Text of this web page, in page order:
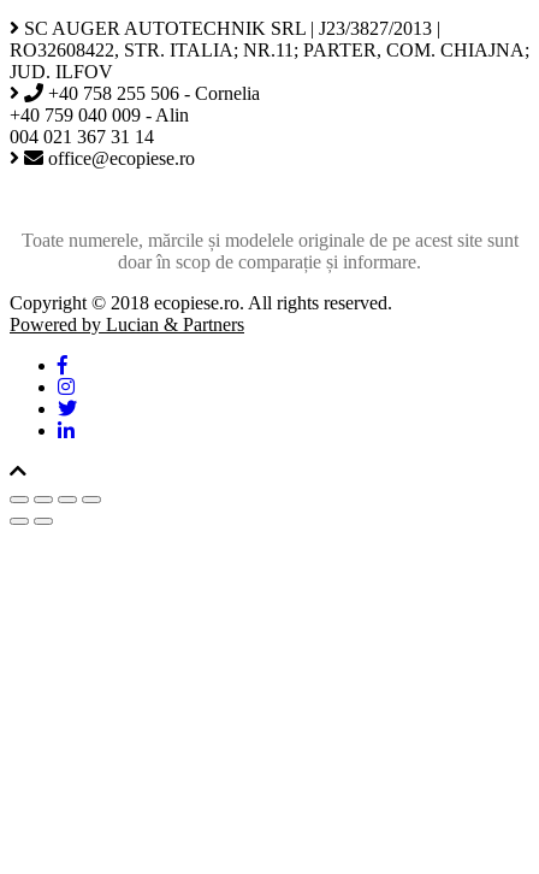
SC AUGER AUTOTECHNIK SRL | J23/3827/2013 |
RO32608422, STR. ITALIA; NR.11; PARTER, COM. CHIAJNA;
JUD. ILFOV
+40 758 255 506 - Cornelia
+40 759 040 009 - Alin
004 021 367 31 14
office@ecopiese.ro
Toate numerele, mărcile și modelele originale de pe acest site sunt
doar în scop de comparație și informare.
Copyright © 2018 ecopiese.ro. All rights reserved.
Powered by Lucian & Partners